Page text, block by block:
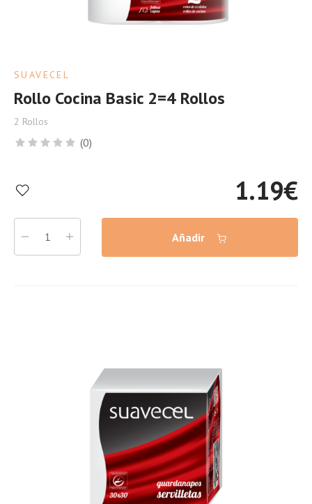
SUAVECEL
Rollo Cocina Basic 2=4 Rollos
2 Rollos
(0)
1.19€
Añadir